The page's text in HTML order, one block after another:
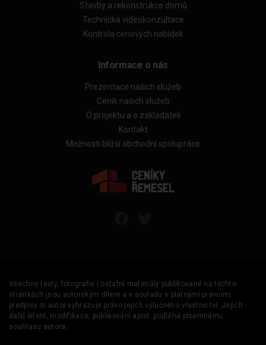
Stavby a rekonstrukce domů
Technická videokonzultace
Kontrola cenových nabídek
Informace o nás
Prezentace našich služeb
Ceník našich služeb
O projektu a o zakladateli
Kontakt
Možnosti bližší obchodní spolupráce
Všechny texty, fotografie i ostatní materiály publikované na těchto
stránkách jsou autorským dílem a v souladu s platnými právními
předpisy si autor vyhrazuje právo jejich výlučného vlastnictví. Jejich
další šíření, modifikace, publikování apod. podléhá písemnému
souhlasu autora.